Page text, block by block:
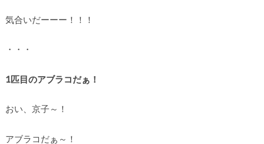
気合いだーーー！！！
・・・
1匹目のアブラコだぁ！
おい、京子～！
アブラコだぁ～！